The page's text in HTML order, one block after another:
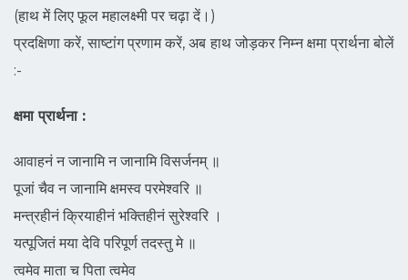
(हाथ में लिए फूल महालक्ष्मी पर चढ़ा दें।)
प्रदक्षिणा करें, साष्टांग प्रणाम करें, अब हाथ जोड़कर निम्न क्षमा प्रार्थना बोलें
:-
क्षमा प्रार्थना :
आवाहनं न जानामि न जानामि विसर्जनम्‌ ॥
पूजां चैव न जानामि क्षमस्व परमेश्वरि ॥
मन्त्रहीनं क्रियाहीनं भक्तिहीनं सुरेश्वरि ।
यत्पूजितं मया देवि परिपूर्ण तदस्तु मे ॥
त्वमेव माता च पिता त्वमेव